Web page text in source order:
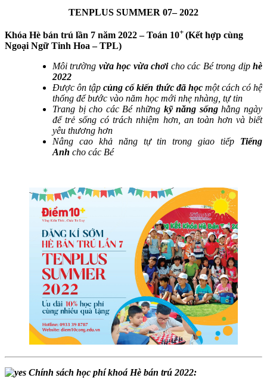
TENPLUS SUMMER 07– 2022
Khóa Hè bán trú lần 7 năm 2022 – Toán 10+ (Kết hợp cùng
Ngoại Ngữ Tinh Hoa – TPL)
Môi trường vừa học vừa chơi cho các Bé trong dịphè
2022
Được ôn tậpcủng cố kiến thức đã họcmột cách có hệ
thống để bước vào năm học mới nhẹ nhàng, tự tin
Trang bị cho các Bé những kỹ năng sốnghằng ngày
để trẻ sống có trách nhiệm hơn, an toàn hơn và biết
yêu thương hơn
Nâng cao khả năng tự tin trong giao tiếp Tiếng
Anh cho các Bé
Chính sách học phí khoá Hè bán trú 2022: